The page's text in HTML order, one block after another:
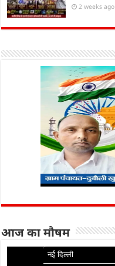
2 weeks ago
आज का मौषम
नई दिल्ली